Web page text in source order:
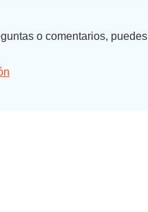
o comentarios, puedes